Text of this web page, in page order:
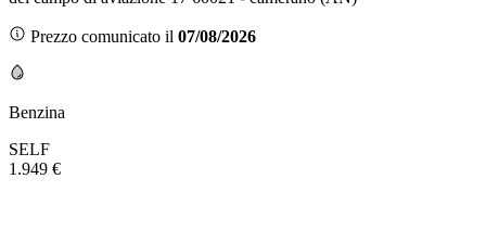
Prezzo comunicato il 07/08/2026
Benzina
SELF
1.949 €